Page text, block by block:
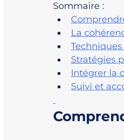
Sommaire :
La
Stratégies
Intégrer la
Suivi et